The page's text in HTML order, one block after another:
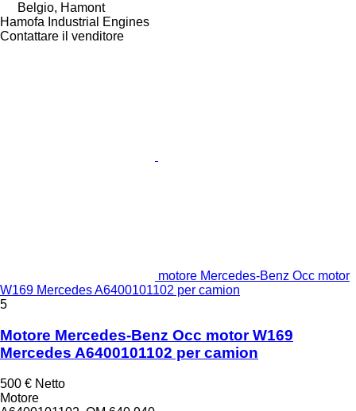
Belgio, Hamont
Hamofa Industrial Engines
Contattare il venditore
motore Mercedes-Benz Occ motor
W169 Mercedes A6400101102 per camion
5
Motore Mercedes-Benz Occ motor W169
Mercedes A6400101102 per camion
500 € Netto
Motore